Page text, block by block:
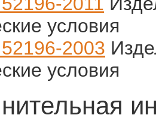
условия
2003
условия